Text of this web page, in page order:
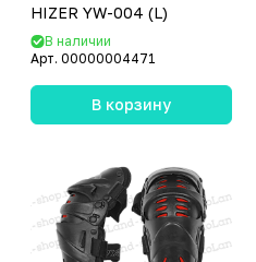
HIZER YW-004 (L)
В наличии
Арт. 00000004471
В корзину